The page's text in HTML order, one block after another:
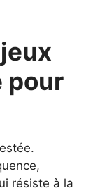
pour
résiste à la